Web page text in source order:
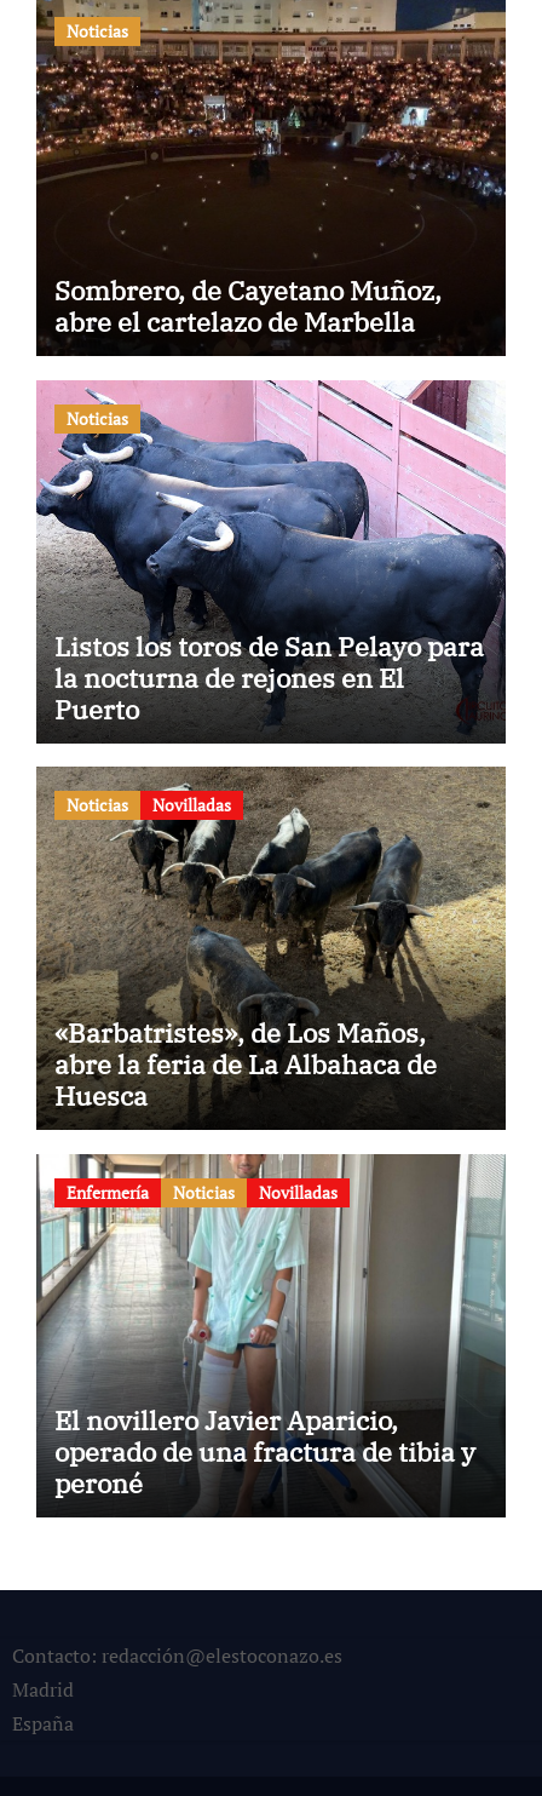
Noticias
Sombrero, de Cayetano Muñoz,
abre el cartelazo de Marbella
Noticias
Listos los toros de San Pelayo para
la nocturna de rejones en El
Puerto
Noticias Novilladas
«Barbatristes», de Los Maños,
abre la feria de La Albahaca de
Huesca
Enfermería Noticias Novilladas
El novillero Javier Aparicio,
operado de una fractura de tibia y
peroné
Contacto: redacción@elestoconazo.es
Madrid
España